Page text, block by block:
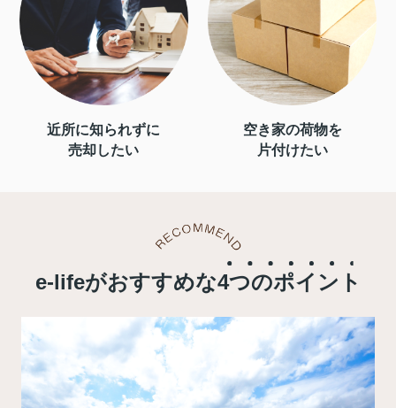
近所に知られずに
売却したい
空き家の荷物を
片付けたい
e-lifeがおすすめな4つのポイント